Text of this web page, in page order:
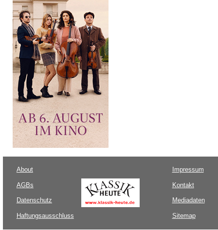
About
AGBs
Datenschutz
Haftungsausschluss
Impressum
Kontakt
Mediadaten
Sitemap